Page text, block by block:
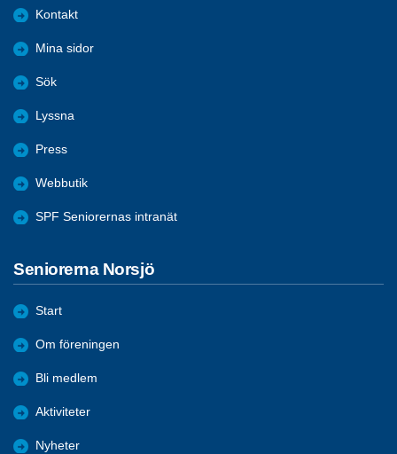
Kontakt
Mina sidor
Sök
Lyssna
Press
Webbutik
SPF Seniorernas intranät
Seniorerna Norsjö
Start
Om föreningen
Bli medlem
Aktiviteter
Nyheter